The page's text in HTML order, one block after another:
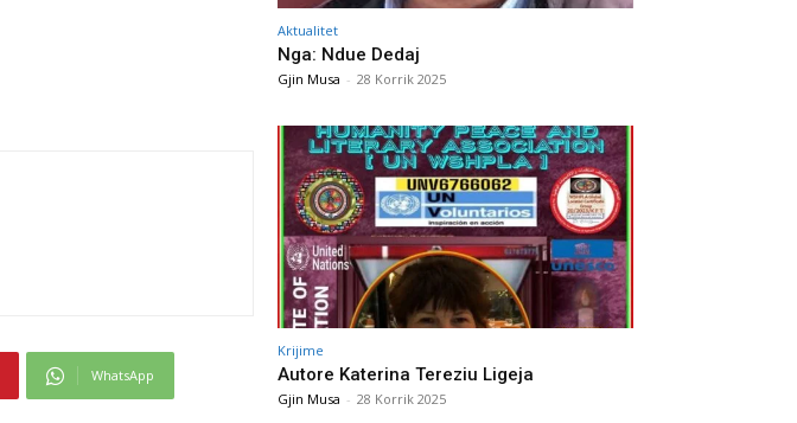
WhatsApp
Aktualitet
Nga: Ndue Dedaj
Gjin Musa - 28 Korrik 2025
Krijime
Autore Katerina Tereziu Ligeja
Gjin Musa - 28 Korrik 2025